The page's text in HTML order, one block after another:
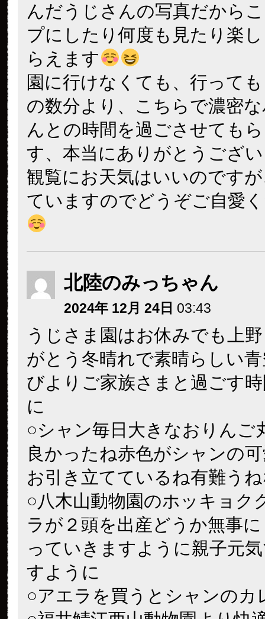
んだうじさんの写真だから
プにしたり何度も見たり楽
らえます
園に行けなくても、行って
の数分より、こちらで濃密
んとの時間を過ごさせても
す、本当にありがとうござ
観覧にお天気はいいのです
ていますのでどうぞご自愛
北陸のみっちゃん
2024年 12月 24日 03:43
うじさま園はお休みでも上
がとう冬晴れで素晴らしい
びよりご家族さまと過ごす
に
○シャン毎日大きなおりんご
良かったね赤色がシャンの
お引き立てているね有難う
○八木山動物園のホッキョク
ラが２頭を出産どうか無事
っていきますように親子元
すように
○アエラを買うとシャンのカ